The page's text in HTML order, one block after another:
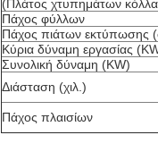
(Πλάτος χτυπημάτων
Πάχος φύλλων
Πάχος πιάτων εκτύπωσης
Κύρια δύναμη εργασίας
Συνολική δύναμη (KW)
Διάσταση (χιλ.)
Πάχος πλαισίων